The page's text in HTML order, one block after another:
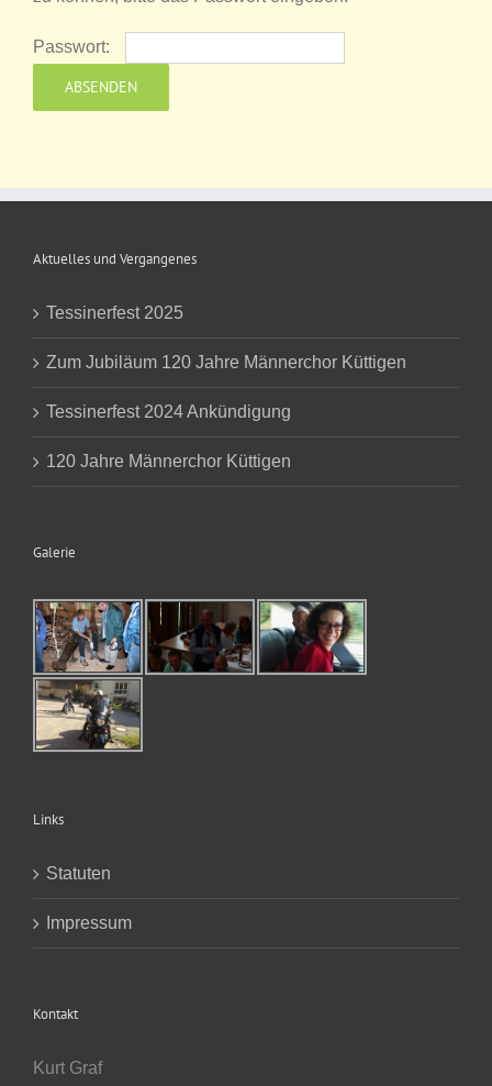
Passwort:
Aktuelles und Vergangenes
Tessinerfest 2025
Zum Jubiläum 120 Jahre Männerchor Küttigen
Tessinerfest 2024 Ankündigung
120 Jahre Männerchor Küttigen
Galerie
Links
Statuten
Impressum
Kontakt
Kurt Graf